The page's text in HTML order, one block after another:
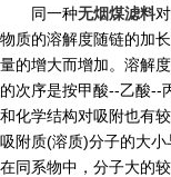
同一种无烟煤滤料
物质的溶解度随链的加
量的增大而增加。溶解
的次序是按甲酸--乙酸--
和化学结构对吸附也有
吸附质(溶质)分子的大小
在同系物中，分子大的